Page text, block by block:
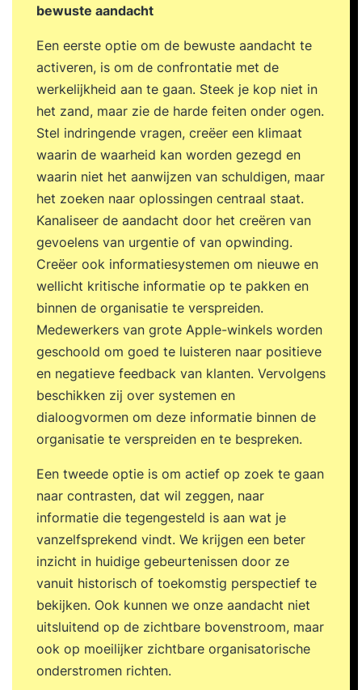
toonaangevende methoden zoals o.a.:
mindfulness, lichaamswerk, familieopstellingen,
ontspanningstechnieken en counselingtechnieken.
Het proces wordt begeleid door Joost Harends
samen met een co-trainer in een respectvolle,
veilige en open sfeer.Wat levert de training je
op? Meer zelfinzicht Zelfvertrouwen en
levensvreugde Beter en vrijer functioneren
Loslaten van oude ballast Assertiviteit en
daadkracht Authentiek zijn Beter en
gemakkelijker in relatie met anderen. Overwinnen
van angsten en oude patronen (Her)ontdekken
van je kracht en gebruik van je potentieel
Vernieuwde energie Meer rust en stabiliteit Leven
in het hier en nu Duidelijke doelen (werk, carrière,
privé, relaties) Het traject bestaat uit: Een
intakegesprek met een trainer Thuisopdrachten
5-daagse training (12 aaneengesloten dagdelen
met avondprogramma) 4 weken Stappenplan
Zoom-meeting Nazorg-gesprek Training inclusief
met een 4-weken Persoonlijk Stappenplan met
tools waarmee je de training gemakkelijker in je
dagelijks leven kunt integreren. Voor verdere
ondersteuning zijn er ook 3 of meer coaching-
sessies beschikbaar, evenals deelname aan een
Verdiepingsdag om de geleerde vaardigheden
verder toe te passen. Recencies Bezoek onze
website voor honderden reviews of ons
youtubekanaal met honderden video-reacties.
Deze getuigenissen spreken voor zich. Het gaat
bewuste aandacht
Een eerste optie om de bewuste aandacht te
activeren, is om de confrontatie met de
werkelijkheid aan te gaan. Steek je kop niet in
het zand, maar zie de harde feiten onder ogen.
Stel indringende vragen, creëer een klimaat
waarin de waarheid kan worden gezegd en
waarin niet het aanwijzen van schuldigen, maar
het zoeken naar oplossingen centraal staat.
Kanaliseer de aandacht door het creëren van
gevoelens van urgentie of van opwinding.
Creëer ook informatiesystemen om nieuwe en
wellicht kritische informatie op te pakken en
binnen de organisatie te verspreiden.
Medewerkers van grote Apple-winkels worden
geschoold om goed te luisteren naar positieve
en negatieve feedback van klanten. Vervolgens
beschikken zij over systemen en
dialoogvormen om deze informatie binnen de
organisatie te verspreiden en te bespreken.
Een tweede optie is om actief op zoek te gaan
naar contrasten, dat wil zeggen, naar
informatie die tegengesteld is aan wat je
vanzelfsprekend vindt. We krijgen een beter
inzicht in huidige gebeurtenissen door ze
vanuit historisch of toekomstig perspectief te
bekijken. Ook kunnen we onze aandacht niet
uitsluitend op de zichtbare bovenstroom, maar
ook op moeilijker zichtbare organisatorische
onderstromen richten.